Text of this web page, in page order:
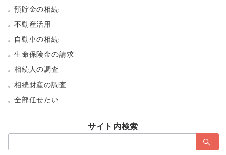
預貯金の相続
不動産活用
自動車の相続
生命保険金の請求
相続人の調査
相続財産の調査
全部任せたい
サイト内検索
索：